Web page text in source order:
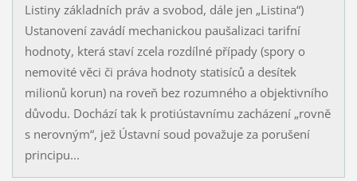
Listiny základních práv a svobod, dále jen „Listina“)
Ustanovení zavádí mechanickou paušalizaci tarifní
hodnoty, která staví zcela rozdílné případy (spory o
nemovité věci či práva hodnoty statisíců a desítek
milionů korun) na roveň bez rozumného a objektivního
důvodu. Dochází tak k protiústavnímu zacházení „rovně
s nerovným“, jež Ústavní soud považuje za porušení
principu...